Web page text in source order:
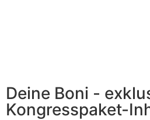
Deine Boni -
Kongresspaket-